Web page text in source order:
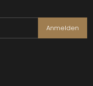
Anmelden